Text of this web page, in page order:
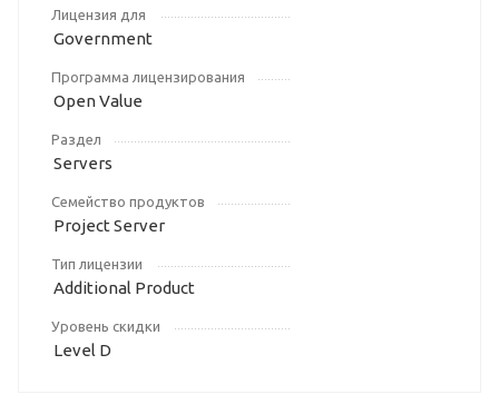
Лицензия для
Government
Программа лицензирования
Open Value
Раздел
Servers
Семейство продуктов
Project Server
Тип лицензии
Additional Product
Уровень скидки
Level D